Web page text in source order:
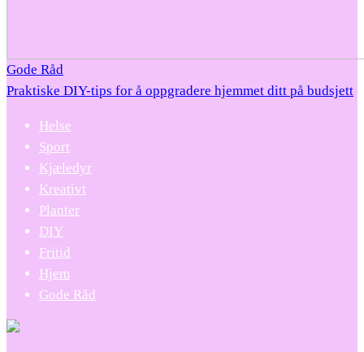
Gode Råd
Praktiske DIY-tips for å oppgradere hjemmet ditt på budsjett
Helse
Sport
Kjæledyr
Kreativt
Planter
DIY
Fritid
Hjem
Gode Råd